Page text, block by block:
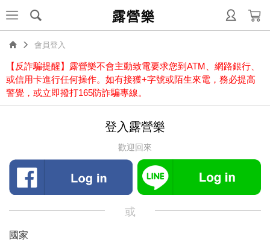
露營樂
會員登入
【反詐騙提醒】露營樂不會主動致電要求您到ATM、網路銀行、
或信用卡進行任何操作。如有接獲+字號或陌生來電，務必提高
警覺，或立即撥打165防詐騙專線。
登入露營樂
歡迎回來
或
國家